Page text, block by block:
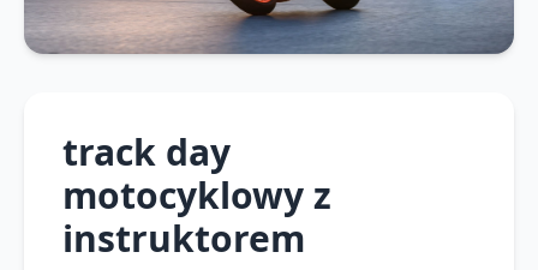
track day
motocyklowy z
instruktorem